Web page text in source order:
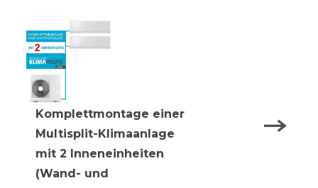
Komplettmontage einer
Multisplit-Klimaanlage
mit 2 Inneneinheiten
(Wand- und